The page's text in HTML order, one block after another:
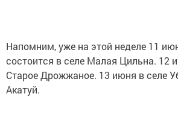
Напомним, уже на этой неделе 11
состоится в селе Малая Цильна. 12
Старое Дрожжаное. 13 июня в селе
Акатуй.